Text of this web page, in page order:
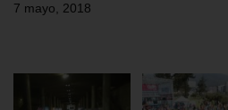
7 mayo, 2018